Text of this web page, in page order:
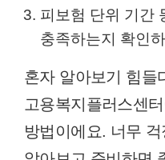
피보험 단위 기간
충족하는지 확인
혼자 알아보기 힘들
고용복지플러스센
방법이에요. 너무